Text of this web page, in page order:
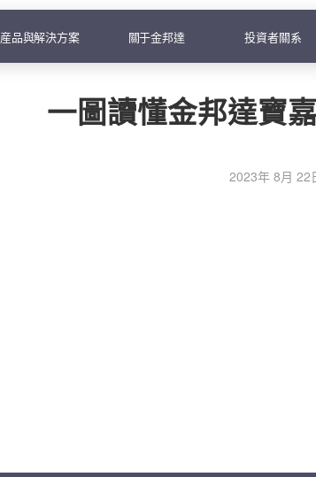
産品與解決方案 關于金邦達 投資者關系
一圖讀懂金邦達寶
2023年 8月 22